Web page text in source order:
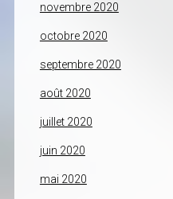
novembre 2020
octobre 2020
septembre 2020
août 2020
juillet 2020
juin 2020
mai 2020